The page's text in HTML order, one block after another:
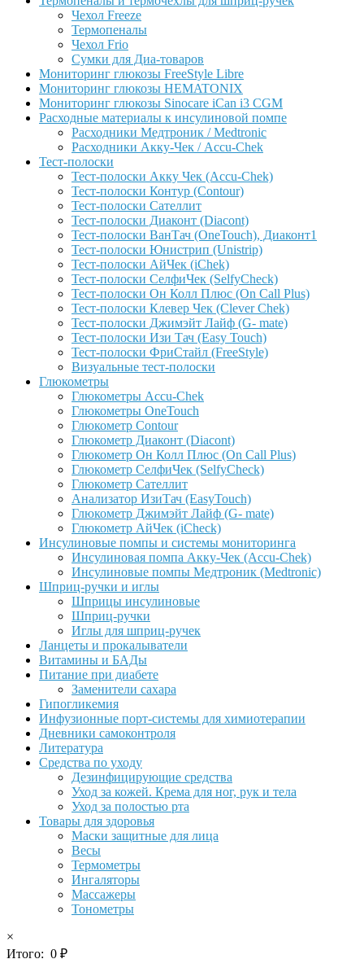
Чехол Freeze
Термопеналы
Чехол Frio
Сумки для Диа-товаров
Мониторинг глюкозы FreeStyle Libre
Мониторинг глюкозы HEMATONIX
Мониторинг глюкозы Sinocare iCan i3 CGM
Расходные материалы к инсулиновой помпе
Расходники Медтроник / Medtronic
Расходники Акку-Чек / Accu-Chek
Тест-полоски
Тест-полоски Акку Чек (Accu-Chek)
Тест-полоски Контур (Contour)
Тест-полоски Сателлит
Тест-полоски Диаконт (Diacont)
Тест-полоски ВанТач (OneTouch), Диаконт1
Тест-полоски Юнистрип (Unistrip)
Тест-полоски АйЧек (iChek)
Тест-полоски СелфиЧек (SelfyCheck)
Тест-полоски Он Колл Плюс (On Call Plus)
Тест-полоски Клевер Чек (Clever Chek)
Тест-полоски Джимэйт Лайф (G- mate)
Тест-полоски Изи Тач (Easy Touch)
Тест-полоски ФриCтайл (FreeStyle)
Визуальные тест-полоски
Глюкометры
Глюкометры Accu-Сhek
Глюкометры OneTouch
Глюкометр Contour
Глюкометр Диаконт (Diacont)
Глюкометр Он Колл Плюс (On Call Plus)
Глюкометр СелфиЧек (SelfyCheck)
Глюкометр Сателлит
Анализатор ИзиТач (EasyTouch)
Глюкометр Джимэйт Лайф (G- mate)
Глюкометр АйЧек (iCheck)
Инсулиновые помпы и системы мониторинга
Инсулиновая помпа Акку-Чек (Accu-Chek)
Инсулиновые помпы Медтроник (Medtronic)
Шприц-ручки и иглы
Шприцы инсулиновые
Шприц-ручки
Иглы для шприц-ручек
Ланцеты и прокалыватели
Витамины и БАДы
Питание при диабете
Заменители сахара
Гипогликемия
Инфузионные порт-системы для химиотерапии
Дневники самоконтроля
Литература
Средства по уходу
Дезинфицирующие средства
Уход за кожей. Крема для ног, рук и тела
Уход за полостью рта
Товары для здоровья
Маски защитные для лица
Весы
Термометры
Ингаляторы
Массажеры
Тонометры
×
Итого: 0 ₽